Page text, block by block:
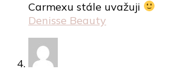
Carmexu stále uvažuji
Denisse Beauty